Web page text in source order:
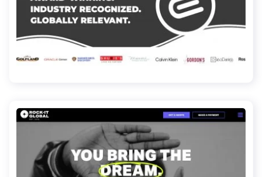
epicstrategies.us